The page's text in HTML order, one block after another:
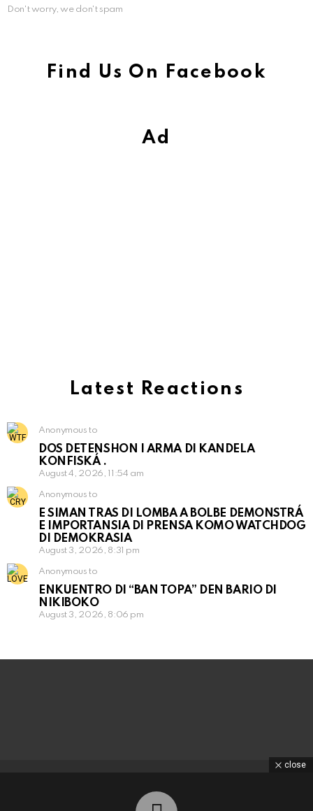
Don't worry, we don't spam
Find Us On Facebook
Ad
Latest Reactions
Anonymous to
DOS DETENSHON I ARMA DI KANDELA
KONFISKÁ .
August 4, 2026, 11:54 am
Anonymous to
E SIMAN TRAS DI LOMBA A BOLBE DEMONSTRÁ
E IMPORTANSIA DI PRENSA KOMO WATCHDOG
DI DEMOKRASIA
August 3, 2026, 8:31 pm
Anonymous to
ENKUENTRO DI “BAN TOPA” DEN BARIO DI
NIKIBOKO
August 3, 2026, 8:06 pm
close